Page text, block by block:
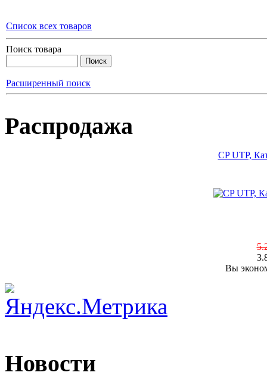
Список всех товаров
Поиск товара
Расширенный поиск
Распродажа
CP UTP,
Вы
Новости